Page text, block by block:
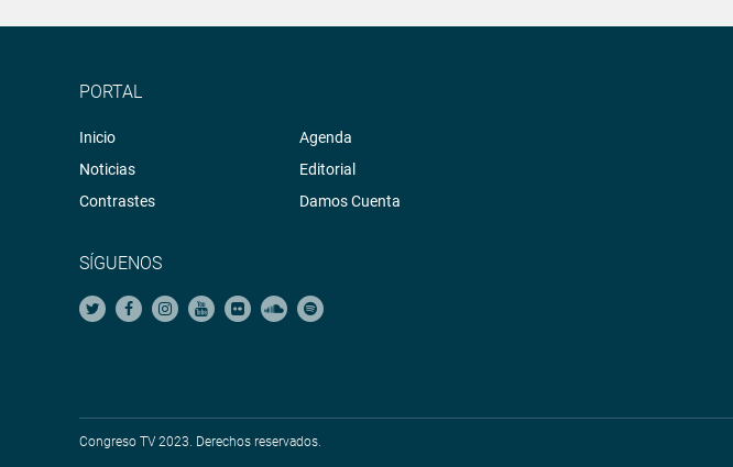
PORTAL
Inicio
Noticias
Contrastes
Agenda
Editorial
Damos Cuenta
SÍGUENOS
Congreso TV 2023. Derechos reservados.